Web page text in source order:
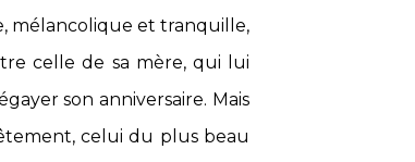
mélancolique et tranquille,
celle de sa mère, qui lui
son anniversaire. Mais
celui du plus beau